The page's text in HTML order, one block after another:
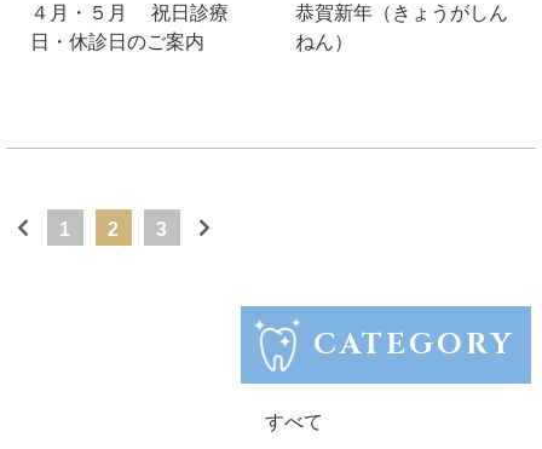
４月・５月 祝日診療
日・休診日のご案内
恭賀新年（きょうがしん
ねん）
1 2 3
CATEGORY
すべて